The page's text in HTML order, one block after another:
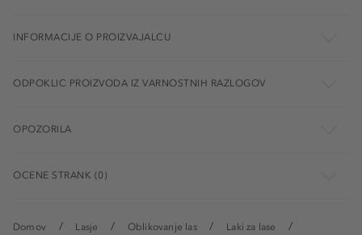
Domov Lasje Oblikovanje las
Laki za lase
INFORMACIJE O PROIZVAJALCU
ODPOKLIC PROIZVODA IZ VARNOSTNIH RAZLOGOV
OPOZORILA
OCENE STRANK (0)